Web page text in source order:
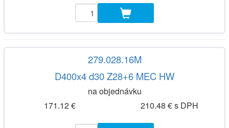
279.028.16M
D400x4 d30 Z28+6 MEC HW
na objednávku
171.12 €
210.48 € s DPH